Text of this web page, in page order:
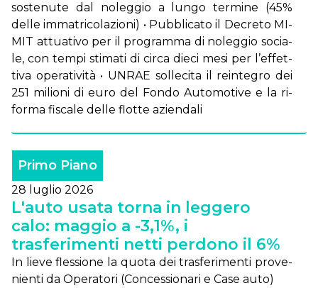
so­ste­nu­te dal no­leg­gio a lun­go ter­mi­ne (45%
del­le im­ma­tri­co­la­zio­ni) • Pub­bli­ca­to il De­cre­to MI­
MIT at­tua­ti­vo per il pro­gram­ma di no­leg­gio so­cia­
le, con tem­pi sti­ma­ti di cir­ca die­ci me­si per l’ef­fet­
ti­va ope­ra­ti­vi­tà • UN­RAE sol­le­ci­ta il rein­te­gro dei
251 mi­lio­ni di eu­ro del Fon­do Au­to­mo­ti­ve e la ri­
for­ma fi­sca­le del­le flot­te azien­da­li
Primo Piano
28 luglio 2026
L'auto usata torna in leggero
calo: maggio a -3,1%, i
trasferimenti netti perdono il 6%
In lie­ve fles­sio­ne la quo­ta dei tra­sfe­ri­men­ti pro­ve­
nien­ti da Ope­ra­to­ri (Con­ces­sio­na­ri e Ca­se au­to)